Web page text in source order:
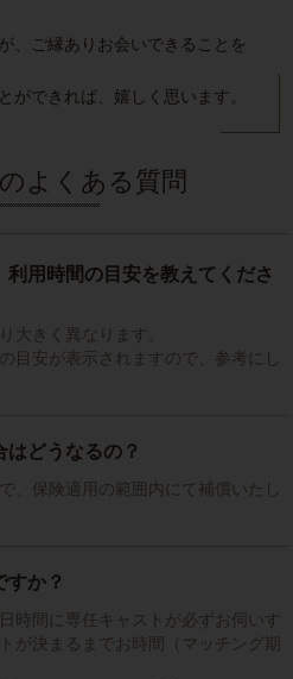
、ご縁ありお会いできることを
ができれば、嬉しく思います。
よくある質問
用時間の目安を教えてくださ
大きく異なります。
目安が表示されますので、参考にし
どうなるの？
、保険適用の範囲内にて補償いたし
すか？
時間に専任キャストが必ずお伺いす
が決まるまでお時間（マッチング期